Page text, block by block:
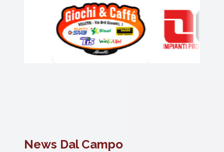
News Dal Campo